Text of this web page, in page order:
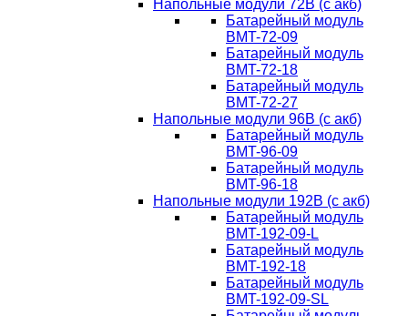
Напольные модули 72В (с акб)
Батарейный модуль
BMT-72-09
Батарейный модуль
BMT-72-18
Батарейный модуль
BMT-72-27
Напольные модули 96В (с акб)
Батарейный модуль
BMT-96-09
Батарейный модуль
BMT-96-18
Напольные модули 192В (с акб)
Батарейный модуль
BMT-192-09-L
Батарейный модуль
BMT-192-18
Батарейный модуль
BMT-192-09-SL